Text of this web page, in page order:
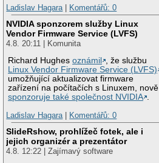
Ladislav Hagara| Komentářů: 0
NVIDIA sponzorem služby Linux
Vendor Firmware Service (LVFS)
4.8. 20:11 | Komunita
Richard Hughesoznámil
, že službu
Linux Vendor Firmware Service (LVFS)
umožňující aktualizovat firmware
zařízení na počítačích s Linuxem, nově
sponzoruje také společnost NVIDIA .
Ladislav Hagara| Komentářů: 0
SlideRshow, prohlížeč fotek, ale i
jejich organizér a prezentátor
4.8. 12:22 | Zajímavý software